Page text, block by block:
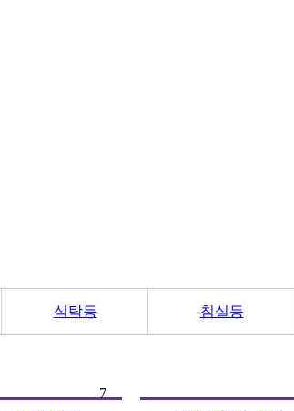
식탁등 침실등
7